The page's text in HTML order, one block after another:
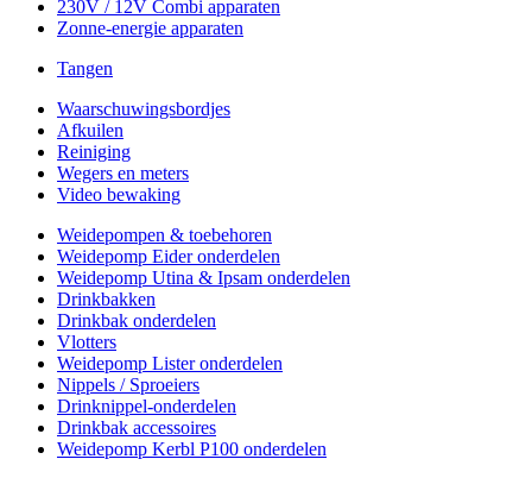
230V / 12V Combi apparaten
Zonne-energie apparaten
Tangen
Waarschuwingsbordjes
Afkuilen
Reiniging
Wegers en meters
Video bewaking
Weidepompen & toebehoren
Weidepomp Eider onderdelen
Weidepomp Utina & Ipsam onderdelen
Drinkbakken
Drinkbak onderdelen
Vlotters
Weidepomp Lister onderdelen
Nippels / Sproeiers
Drinknippel-onderdelen
Drinkbak accessoires
Weidepomp Kerbl P100 onderdelen